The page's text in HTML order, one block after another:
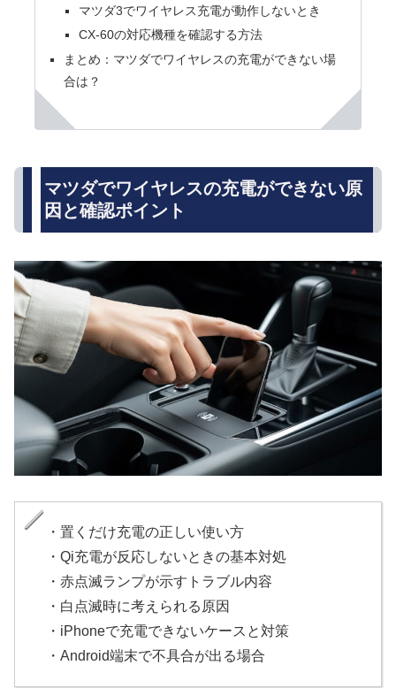
マツダ3でワイヤレス充電が動作しないとき
CX-60の対応機種を確認する方法
まとめ：マツダでワイヤレスの充電ができない場
合は？
マツダでワイヤレスの充電ができない原
因と確認ポイント
・置くだけ充電の正しい使い方
・Qi充電が反応しないときの基本対処
・赤点滅ランプが示すトラブル内容
・白点滅時に考えられる原因
・iPhoneで充電できないケースと対策
・Android端末で不具合が出る場合